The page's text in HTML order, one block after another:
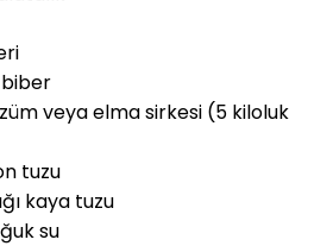
biber
veya elma sirkesi (5 kiloluk
tuzu
kaya tuzu
su